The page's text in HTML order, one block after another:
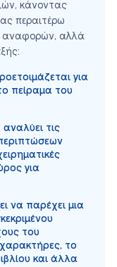
κάνοντας
περαιτέρω
αναφορών, αλλά
για
πείραμα του
τις
για
να παρέχει μια
του
το
και άλλα